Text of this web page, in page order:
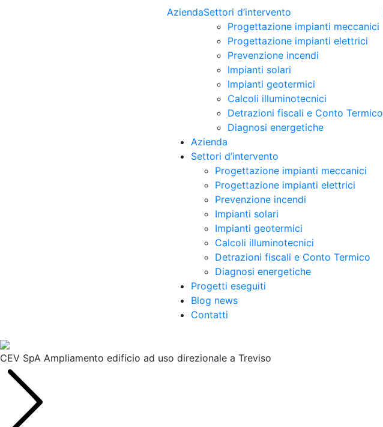
AziendaSettori d’intervento
Progettazione impianti meccanici
Progettazione impianti elettrici
Prevenzione incendi
Impianti solari
Impianti geotermici
Calcoli illuminotecnici
Detrazioni fiscali e Conto Termico
Diagnosi energetiche
Azienda
Settori d’intervento
Progettazione impianti meccanici
Progettazione impianti elettrici
Prevenzione incendi
Impianti solari
Impianti geotermici
Calcoli illuminotecnici
Detrazioni fiscali e Conto Termico
Diagnosi energetiche
Progetti eseguiti
Blog news
Contatti
CEV SpA Ampliamento edificio ad uso direzionale a Treviso